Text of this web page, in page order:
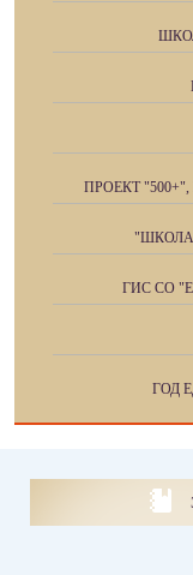
ПРОЕКТ
ГИС СО
ГОД